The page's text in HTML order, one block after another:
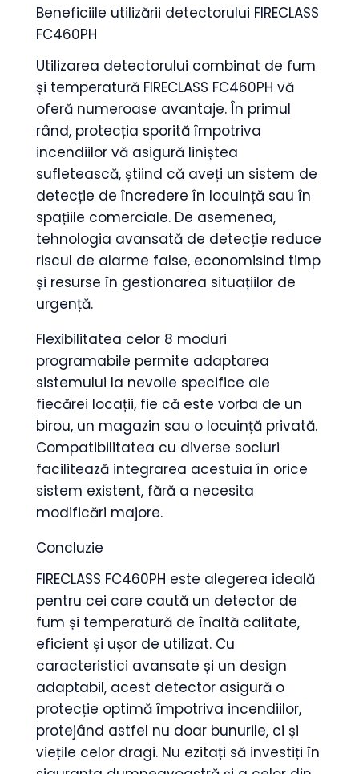
Beneficiile utilizării detectorului FIRECLASS
FC460PH
Utilizarea detectorului combinat de fum
și temperatură FIRECLASS FC460PH vă
oferă numeroase avantaje. În primul
rând, protecția sporită împotriva
incendiilor vă asigură liniștea
sufletească, știind că aveți un sistem de
detecție de încredere în locuință sau în
spațiile comerciale. De asemenea,
tehnologia avansată de detecție reduce
riscul de alarme false, economisind timp
și resurse în gestionarea situațiilor de
urgență.
Flexibilitatea celor 8 moduri
programabile permite adaptarea
sistemului la nevoile specifice ale
fiecărei locații, fie că este vorba de un
birou, un magazin sau o locuință privată.
Compatibilitatea cu diverse socluri
facilitează integrarea acestuia în orice
sistem existent, fără a necesita
modificări majore.
Concluzie
FIRECLASS FC460PH este alegerea ideală
pentru cei care caută un detector de
fum și temperatură de înaltă calitate,
eficient și ușor de utilizat. Cu
caracteristici avansate și un design
adaptabil, acest detector asigură o
protecție optimă împotriva incendiilor,
protejând astfel nu doar bunurile, ci și
viețile celor dragi. Nu ezitați să investiți în